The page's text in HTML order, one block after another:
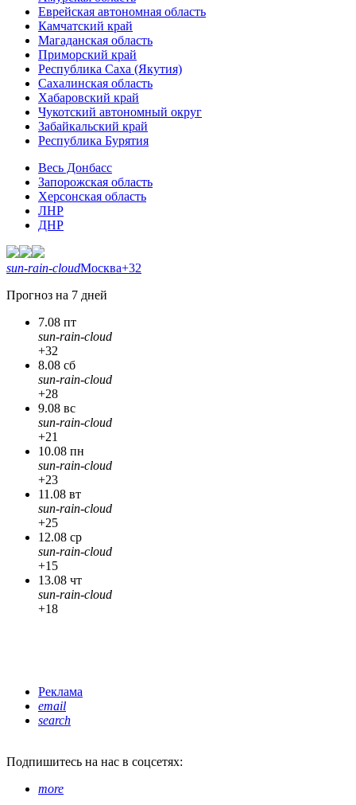
Еврейская автономная область
Камчатский край
Магаданская область
Приморский край
Республика Саха (Якутия)
Сахалинская область
Хабаровский край
Чукотский автономный округ
Забайкальский край
Республика Бурятия
Весь Донбасс
Запорожская область
Херсонская область
ЛНР
ДНР
sun-rain-cloudМосква+32
Прогноз на 7 дней
7.08 пт
sun-rain-cloud
+32
8.08 сб
sun-rain-cloud
+28
9.08 вс
sun-rain-cloud
+21
10.08 пн
sun-rain-cloud
+23
11.08 вт
sun-rain-cloud
+25
12.08 ср
sun-rain-cloud
+15
13.08 чт
sun-rain-cloud
+18
Реклама
email
search
Подпишитесь на нас в соцсетях:
more